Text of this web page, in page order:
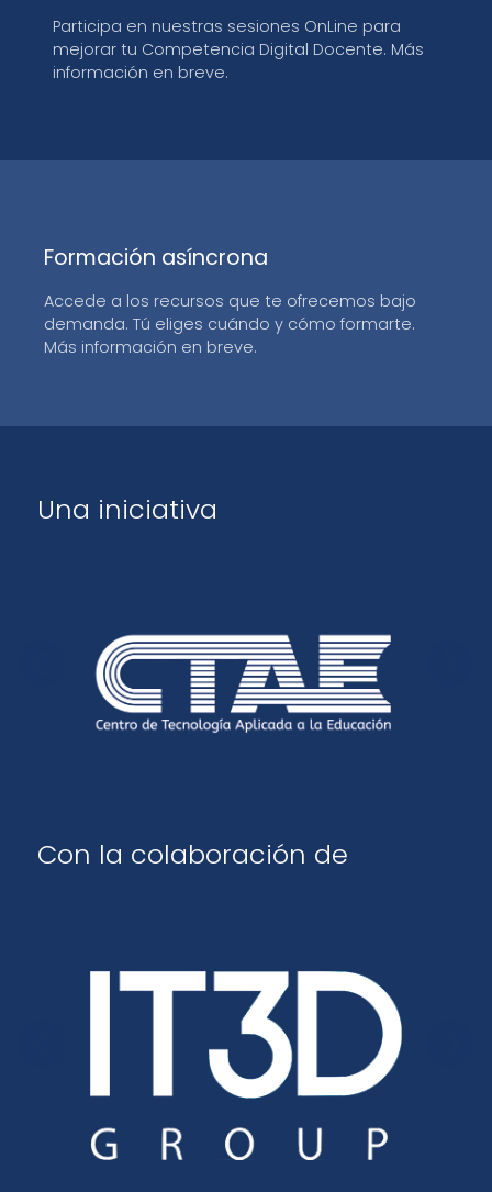
Participa en nuestras sesiones OnLine para
mejorar tu Competencia Digital Docente. Más
información en breve.
Formación asíncrona
Accede a los recursos que te ofrecemos bajo
demanda. Tú eliges cuándo y cómo formarte.
Más información en breve.
Una iniciativa
Con la colaboración de